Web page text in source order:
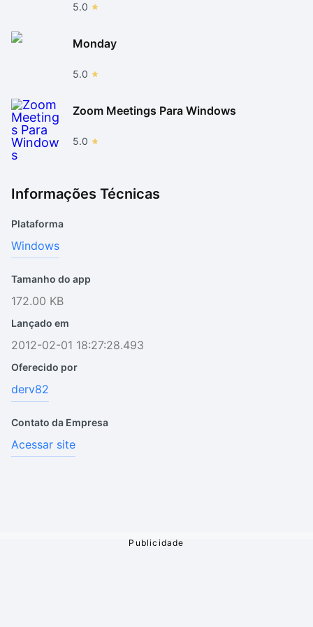
5.0
Monday
5.0
Zoom Meetings Para Windows
5.0
Informações Técnicas
Plataforma
Windows
Tamanho do app
172.00 KB
Lançado em
2012-02-01 18:27:28.493
Oferecido por
derv82
Contato da Empresa
Acessar site